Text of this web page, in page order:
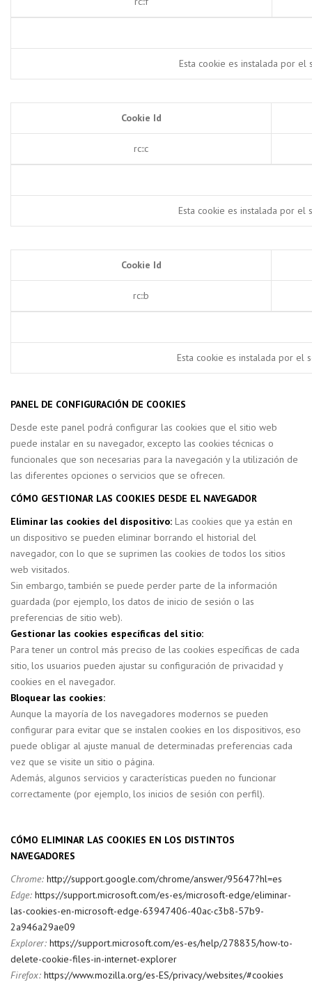
Esta cookie es instalada por
Cookie Id
rc::c
Esta cookie es instalada por
Cookie Id
rc::b
Esta cookie es instalada por el
PANEL DE CONFIGURACIÓN DE COOKIES
Desde este panel podrá configurar las cookies que el sitio web
puede instalar en su navegador, excepto las cookies técnicas o
funcionales que son necesarias para la navegación y la utilización de
las diferentes opciones o servicios que se ofrecen.
CÓMO GESTIONAR LAS COOKIES DESDE EL NAVEGADOR
Eliminar las cookies del dispositivo: Las cookies que ya están en
un dispositivo se pueden eliminar borrando el historial del
navegador, con lo que se suprimen las cookies de todos los sitios
web visitados.
Sin embargo, también se puede perder parte de la información
guardada (por ejemplo, los datos de inicio de sesión o las
preferencias de sitio web).
Gestionar las cookies específicas del sitio:
Para tener un control más preciso de las cookies específicas de cada
sitio, los usuarios pueden ajustar su configuración de privacidad y
cookies en el navegador.
Bloquear las cookies:
Aunque la mayoría de los navegadores modernos se pueden
configurar para evitar que se instalen cookies en los dispositivos, eso
puede obligar al ajuste manual de determinadas preferencias cada
vez que se visite un sitio o página.
Además, algunos servicios y características pueden no funcionar
correctamente (por ejemplo, los inicios de sesión con perfil).
CÓMO ELIMINAR LAS COOKIES EN LOS DISTINTOS
NAVEGADORES
Chrome: http://support.google.com/chrome/answer/95647?hl=es
Edge: https://support.microsoft.com/es-es/microsoft-edge/eliminar-
las-cookies-en-microsoft-edge-63947406-40ac-c3b8-57b9-
2a946a29ae09
Explorer: https://support.microsoft.com/es-es/help/278835/how-to-
delete-cookie-files-in-internet-explorer
Firefox: https://www.mozilla.org/es-ES/privacy/websites/#cookies